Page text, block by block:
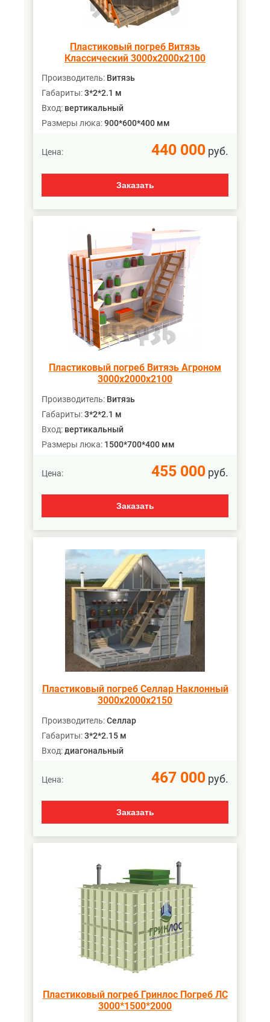
Пластиковый погреб Витязь
Классический 3000х2000х2100
Производитель: Витязь
Габариты:3*2*2.1 м
Вход: вертикальный
Размеры люка:900*600*400 мм
Цена: 440 000 руб.
Заказать
Пластиковый погреб Витязь Агроном
3000х2000х2100
Производитель: Витязь
Габариты:3*2*2.1 м
Вход: вертикальный
Размеры люка: 1500*700*400 мм
Цена: 455 000 руб.
Заказать
Пластиковый погреб Селлар Наклонный
3000х2000х2150
Производитель:Селлар
Габариты:3*2*2.15 м
Вход:диагональный
Цена: 467 000 руб.
Заказать
Пластиковый погреб Гринлос Погреб ЛС
3000*1500*2000